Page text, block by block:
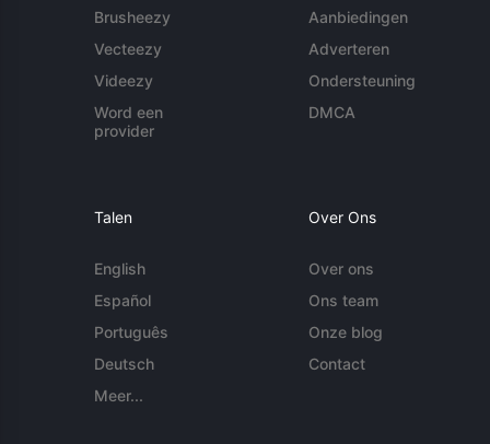
Brusheezy
Vecteezy
Videezy
Word een
provider
Aanbiedingen
Adverteren
Ondersteuning
DMCA
Talen
English
Español
Português
Deutsch
Meer...
Over Ons
Over ons
Ons team
Onze blog
Contact